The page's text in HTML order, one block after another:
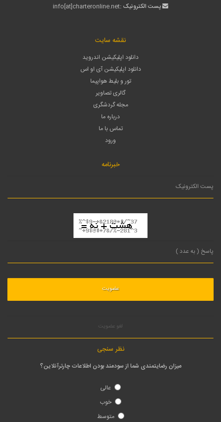
پست الکترونیک :info[at]charteronline.net
نقشه سایت
دانلود اپلیکیشن اندروید
دانلود اپلیکیشن آی او اس
تور و بلیط هواپیما
گالری تصاویر
مجله گردشگری
درباره ما
تماس با ما
ورود
خبرنامه
لغو عضویت
نظر سنجی
میزان رضایتمندی شما از سودمند بودن اطلاعات چارترآنلاین؟
عالی
خوب
متوسط